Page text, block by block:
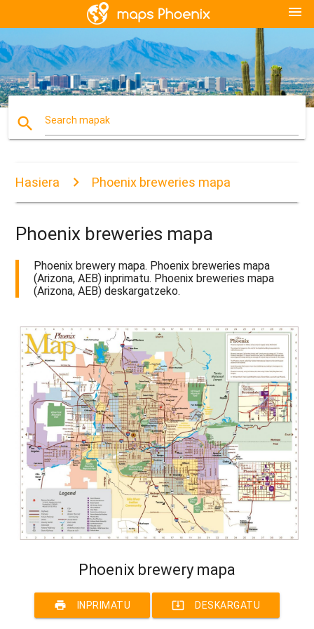
menu
search Search mapak
Hasiera Phoenix breweries mapa
Phoenix breweries mapa
Phoenix brewery mapa. Phoenix breweries mapa
(Arizona, AEB) inprimatu. Phoenix breweries mapa
(Arizona, AEB) deskargatzeko.
Phoenix brewery mapa
print INPRIMATU system_update_alt DESKARGATU